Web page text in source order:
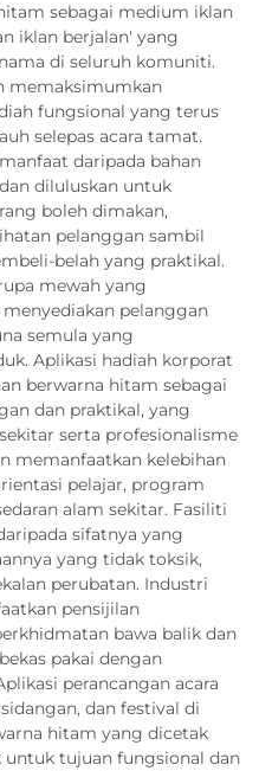
sebagai medium iklan
iklan berjalan' yang
di seluruh komuniti.
memaksimumkan
fungsional yang terus
selepas acara tamat.
daripada bahan
diluluskan untuk
boleh dimakan,
pelanggan sambil
belah yang praktikal.
mewah yang
pelanggan
semula yang
Aplikasi hadiah korporat
berwarna hitam sebagai
dan praktikal, yang
serta profesionalisme
memanfaatkan kelebihan
pelajar, program
alam sekitar. Fasiliti
sifatnya yang
yang tidak toksik,
perubatan. Industri
pensijilan
bawa balik dan
pakai dengan
perancangan acara
dan festival di
hitam yang dicetak
untuk tujuan fungsional dan